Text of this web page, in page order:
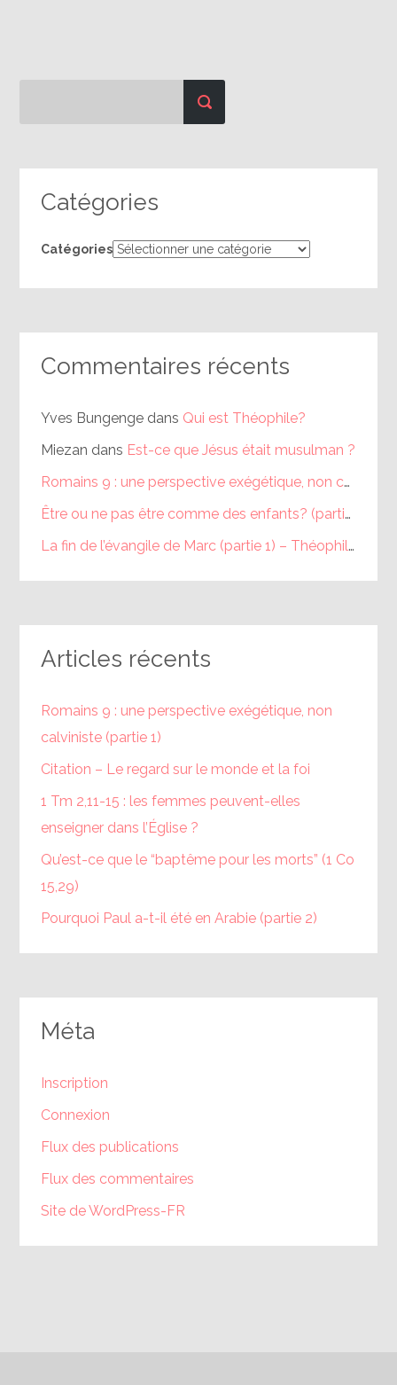
Catégories
Catégories
Commentaires récents
Yves Bungengedans Qui est Théophile?
Miezan dans Est-ce que Jésus était musulman ?
Romains 9 : une perspective exégétique, non calviniste (partie 1) – Théophile
Être ou ne pas être comme des enfants? (partie 1) – Théophile
La fin de l’évangile de Marc (partie 1) – Théophile
Articles récents
Romains 9 : une perspective exégétique, non
calviniste (partie 1)
Citation – Le regard sur le monde et la foi
1 Tm 2,11-15 : les femmes peuvent-elles
enseigner dans l’Église ?
Qu’est-ce que le “baptême pour les morts” (1 Co
15,29)
Pourquoi Paul a-t-il été en Arabie (partie 2)
Méta
Inscription
Connexion
Flux des publications
Flux des commentaires
Site de WordPress-FR